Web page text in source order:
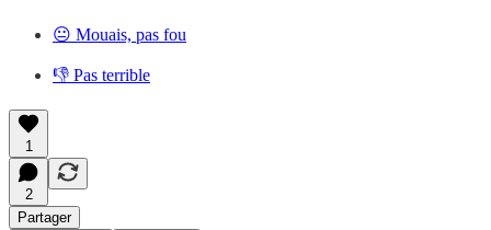
😐 Mouais, pas fou
👎 Pas terrible
1
2
Partager